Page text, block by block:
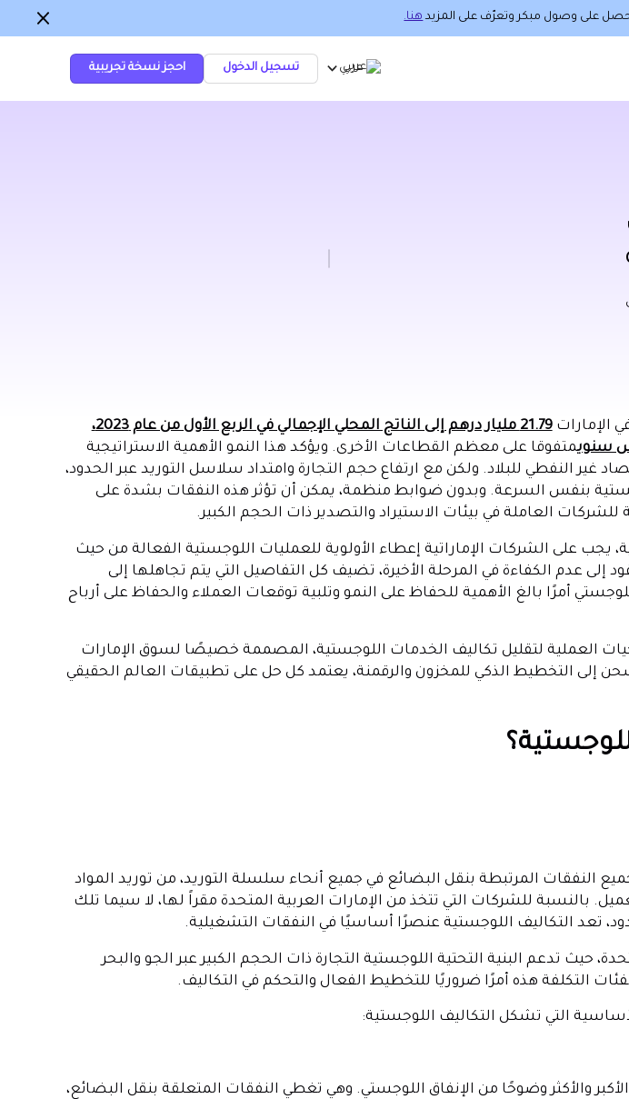
على وصول مبكر وتعرّف على المزيدهنا.
عربي تسجيل الدخول احجز نسخة تجريبية
الإمارات
21.79 مليار درهم إلى الناتج المحلي الإجمالي في الربع الأول من عام 2023،
متفوقا على معظم القطاعات الأخرى. ويؤكد هذا النمو الأهمية الاستراتيجية
غير النفطي للبلاد. ولكن مع ارتفاع حجم التجارة وامتداد سلاسل التوريد عبر الحدود،
بنفس السرعة. وبدون ضوابط منظمة، يمكن أن تؤثر هذه النفقات بشدة على
العاملة في بيئات الاستيراد والتصدير ذات الحجم الكبير.
يجب على الشركات الإماراتية إعطاء الأولوية للعمليات اللوجستية الفعالة من حيث
إلى عدم الكفاءة في المرحلة الأخيرة، تضيف كل التفاصيل التي يتم تجاهلها إلى
أمرًا بالغ الأهمية للحفاظ على النمو وتلبية توقعات العملاء والحفاظ على أرباح
العملية لتقليل تكاليف الخدمات اللوجستية، المصممة خصيصًا لسوق الإمارات
إلى التخطيط الذكي للمخزون والرقمنة، يعتمد كل حل على تطبيقات العالم الحقيقي
النفقات المرتبطة بنقل البضائع في جميع أنحاء سلسلة التوريد، من توريد المواد
بالنسبة للشركات التي تتخذ من الإمارات العربية المتحدة مقراً لها، لا سيما تلك
تعد التكاليف اللوجستية عنصرًا أساسيًا في النفقات التشغيلية.
حيث تدعم البنية التحتية اللوجستية التجارة ذات الحجم الكبير عبر الجو والبحر
التكلفة هذه أمرًا ضروريًا للتخطيط الفعال والتحكم في التكاليف.
التي تشكل التكاليف اللوجستية:
والأكثر وضوحًا من الإنفاق اللوجستي. وهي تغطي النفقات المتعلقة بنقل البضائع،